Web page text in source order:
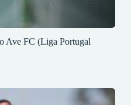
Ave FC (Liga Portugal